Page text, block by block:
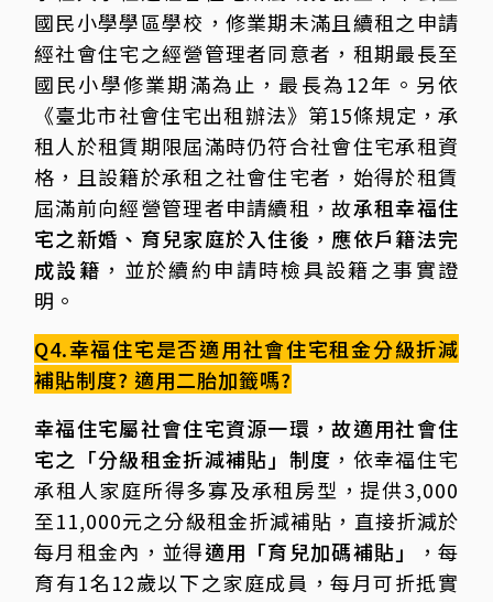
國民小學學區學校，修業期未滿且續租之申請
經社會住宅之經營管理者同意者，租期最長至
國民小學修業期滿為止，最長為12年。另依
《臺北市社會住宅出租辦法》第15條規定，承
租人於租賃期限屆滿時仍符合社會住宅承租資
格，且設籍於承租之社會住宅者，始得於租賃
屆滿前向經營管理者申請續租，故承租幸福住
宅之新婚、育兒家庭於入住後，應依戶籍法完
成設籍 ，並於續約申請時檢具設籍之事實證
明。
Q4.幸福住宅是否適用社會住宅租金分級折減
補貼制度? 適用二胎加籤嗎?
幸福住宅屬社會住宅資源一環，故適用社會住
宅之「分級租金折減補貼」制度 ，依幸福住宅
承租人家庭所得多寡及承租房型，提供3,000
至11,000元之分級租金折減補貼，直接折減於
每月租金內，並得適用「育兒加碼補貼」
，每
育有1名12歲以下之家庭成員，每月可折抵實